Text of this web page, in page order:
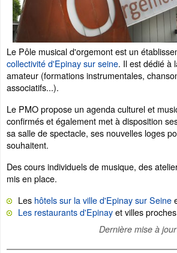
Le Pôle musical d'orgemont est un
collectivité d'Epinay sur seine. Il est dédié à
amateur (formations instrumentales,
associatifs...).
Le PMO propose un agenda culturel et
confirmés et également met à disposition
sa salle de spectacle, ses nouvelles loges
souhaitent.
Des cours individuels de musique, des
mis en place.
Les hôtels sur la ville d'Epinay sur Seine
Les restaurants d'Epinayet villes proches
Dernière mise à